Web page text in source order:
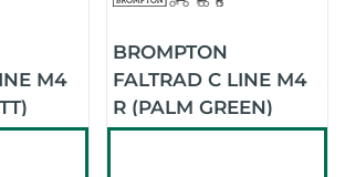
M4
BROMPTON
FALTRAD C LINE M4
R (PALM GREEN)